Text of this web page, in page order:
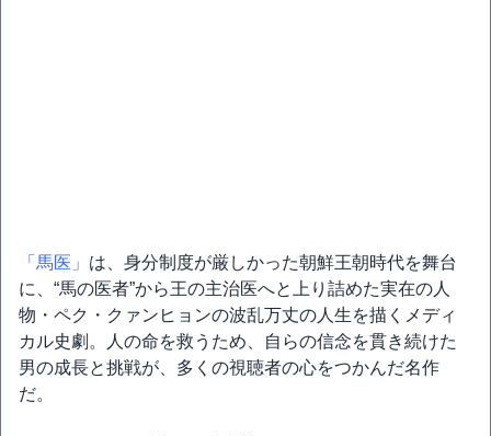
「馬医」 は、身分制度が厳しかった朝鮮王朝時代を舞台
に、“馬の医者”から王の主治医へと上り詰めた実在の人
物・ペク・クァンヒョンの波乱万丈の人生を描くメディ
カル史劇。人の命を救うため、自らの信念を貫き続けた
男の成長と挑戦が、多くの視聴者の心をつかんだ名作
だ。